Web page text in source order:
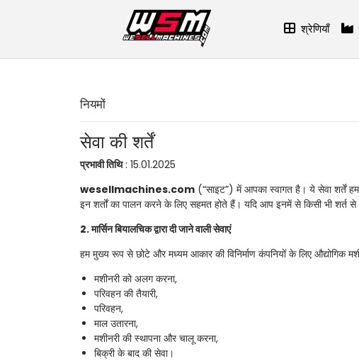
श्रेणियाँ
नियमों
सेवा की शर्तें
प्रभावी तिथि: 15.01.2025
wesellmachines.com(“साइट”) में आपका स्वागत है। ये सेवा शर्तें
इन शर्तों का पालन करने के लिए सहमत होते हैं। यदि आप इनमें से किसी भी शर्त
2. मार्सिन बियालचिक द्वारा दी जाने वाली सेवाएं
हम मुख्य रूप से छोटे और मध्यम आकार की विनिर्माण कंपनियों के लिए औद्योगिक
मशीनरी को अलग करना,
परिवहन की तैयारी,
परिवहन,
माल उतारना,
मशीनरी की स्थापना और चालू करना,
बिक्री के बाद की सेवा।